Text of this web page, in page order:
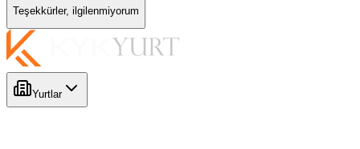
Teşekkürler, ilgilenmiyorum
Yurtlar